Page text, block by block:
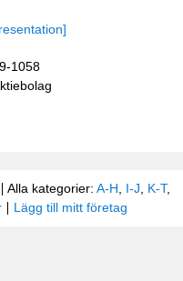
1058
Alla kategorier: A-H I-J K-T,
Lägg till mitt företag